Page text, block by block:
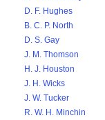
D. F. Hughes
B. C. P. North
D. S. Gay
J. M. Thomson
H. J. Houston
J. H. Wicks
J. W. Tucker
R. W. H. Minchin